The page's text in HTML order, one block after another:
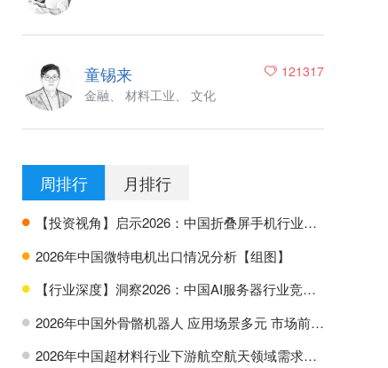
121317
童锡来
金融、 材料工业、 文化
周排行 月排行
H 【投资视角】启示2026：中国折叠屏手机行业投融资及兼并重组分析
H 2026年中国微特电机出口情况分析【组图】
H 【行业深度】洞察2026：中国AI服务器行业竞争格局及市场份额
H 2026年中国外骨骼机器人 应用场景多元 市场前景广阔【组图】
H 2026年中国超材料行业下游航空航天领域需求分析【组图】